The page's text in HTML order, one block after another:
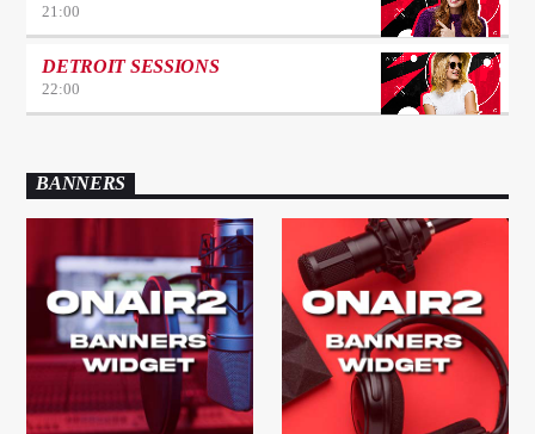
21:00
DETROIT SESSIONS
22:00
BANNERS